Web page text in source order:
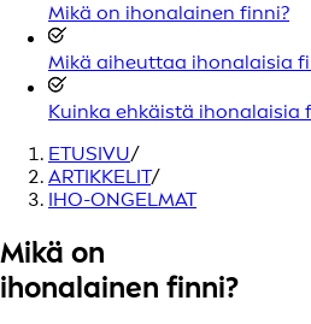
Mikä on ihonalainen finni?
Mikä aiheuttaa ihonalaisia
Kuinka ehkäistä ihonalaisia
ETUSIVU/
ARTIKKELIT/
IHO-ONGELMAT
Mikä on
ihonalainen finni?